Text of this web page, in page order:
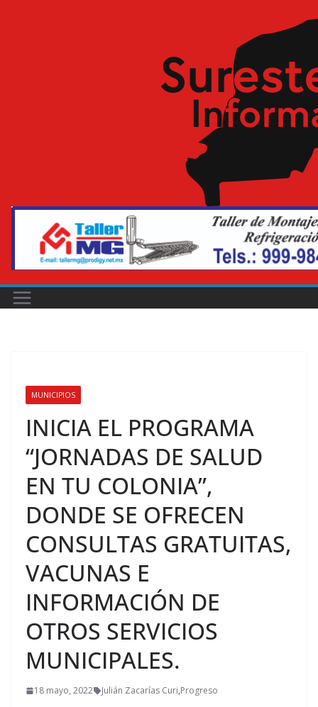
MUNICIPIOS
INICIA EL PROGRAMA
“JORNADAS DE SALUD
EN TU COLONIA”,
DONDE SE OFRECEN
CONSULTAS GRATUITAS,
VACUNAS E
INFORMACIÓN DE
OTROS SERVICIOS
MUNICIPALES.
18 mayo, 2022 Julián Zacarías Curi,Progreso